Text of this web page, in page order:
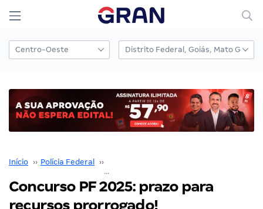
Início ›› Polícia Federal ››
Concurso PF 2025: prazo para
recursos prorrogado!